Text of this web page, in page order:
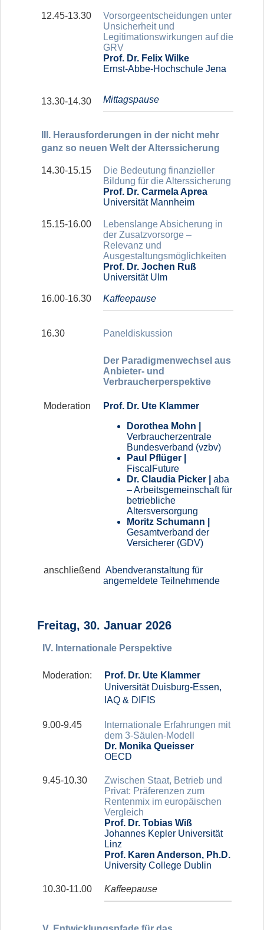
12.45-13.30
Vorsorgeentscheidungen unter
Unsicherheit und
Legitimationswirkungen auf die
GRV
Prof. Dr. Felix Wilke
Ernst-Abbe-Hochschule Jena
13.30-14.30 Mittagspause
III. Herausforderungen in der nicht mehr
ganz so neuen Welt der Alterssicherung
14.30-15.15
Die Bedeutung finanzieller
Bildung für die Alterssicherung
Prof. Dr. Carmela Aprea
Universität Mannheim
15.15-16.00
Lebenslange Absicherung in
der Zusatzvorsorge –
Relevanz und
Ausgestaltungsmöglichkeiten
Prof. Dr. Jochen Ruß
Universität Ulm
16.00-16.30 Kaffeepause
16.30 Paneldiskussion
Der Paradigmenwechsel aus
Anbieter- und
Verbraucherperspektive
Moderation
Prof. Dr. Ute Klammer
Dorothea Mohn |
Verbraucherzentrale
Bundesverband (vzbv)
Paul Pflüger |
FiscalFuture
Dr. Claudia Picker | aba
– Arbeitsgemeinschaft für
betriebliche
Altersversorgung
Moritz Schumann |
Gesamtverband der
Versicherer (GDV)
anschließend Abendveranstaltung für
angemeldete Teilnehmende
Freitag, 30. Januar 2026
IV. Internationale Perspektive
Moderation:
Prof. Dr. Ute Klammer
Universität Duisburg-Essen,
IAQ & DIFIS
9.00-9.45
Internationale Erfahrungen mit
dem 3-Säulen-Modell
Dr. Monika Queisser
OECD
9.45-10.30
Zwischen Staat, Betrieb und
Privat: Präferenzen zum
Rentenmix im europäischen
Vergleich
Prof. Dr. Tobias Wiß
Johannes Kepler Universität
Linz
Prof. Karen Anderson, Ph.D.
University College Dublin
10.30-11.00 Kaffeepause